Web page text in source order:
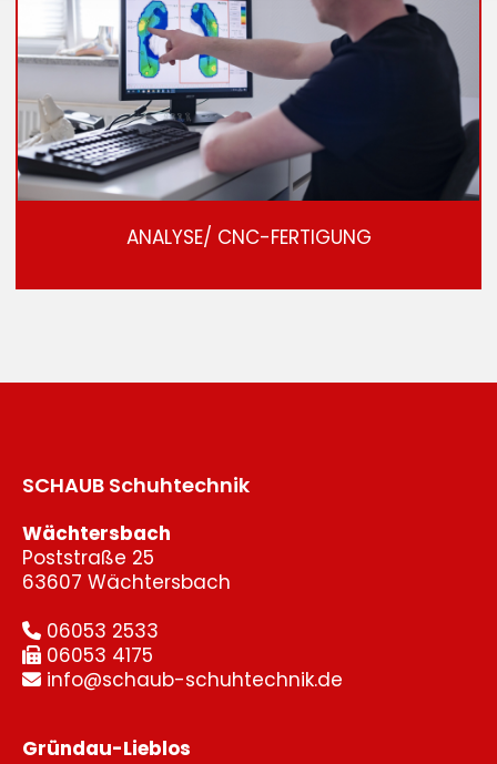
ANALYSE/ CNC-FERTIGUNG
SCHAUB Schuhtechnik
Wächtersbach
Poststraße 25
63607 Wächtersbach
 06053 2533
 06053 4175
 info@schaub-schuhtechnik.de
Gründau-Lieblos